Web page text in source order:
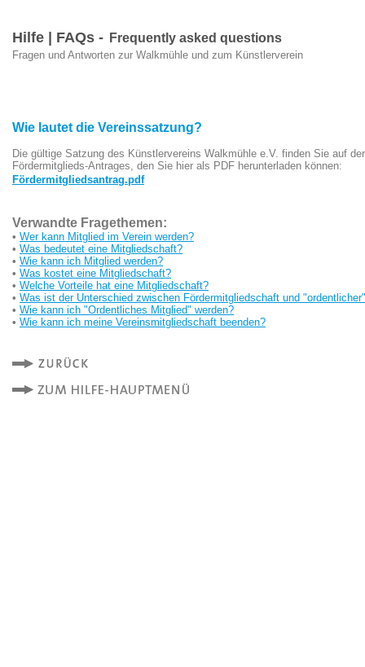
Hilfe | FAQs - Frequently asked questions
Fragen und Antworten zur Walkmühle und zum Künstlerverein
Wie lautet die Vereinssatzung?
Die gültige Satzung des Künstlervereins Walkmühle e.V. finden Sie auf
Fördermitglieds-Antrages, den Sie hier als PDF herunterladen können:
Fördermitgliedsantrag.pdf
Verwandte Fragethemen:
• Wer kann Mitglied im Verein werden?
• Was bedeutet eine Mitgliedschaft?
• Wie kann ich Mitglied werden?
• Was kostet eine Mitgliedschaft?
• Welche Vorteile hat eine Mitgliedschaft?
• Was ist der Unterschied zwischen Fördermitgliedschaft und
• Wie kann ich "Ordentliches Mitglied" werden?
• Wie kann ich meine Vereinsmitgliedschaft beenden?